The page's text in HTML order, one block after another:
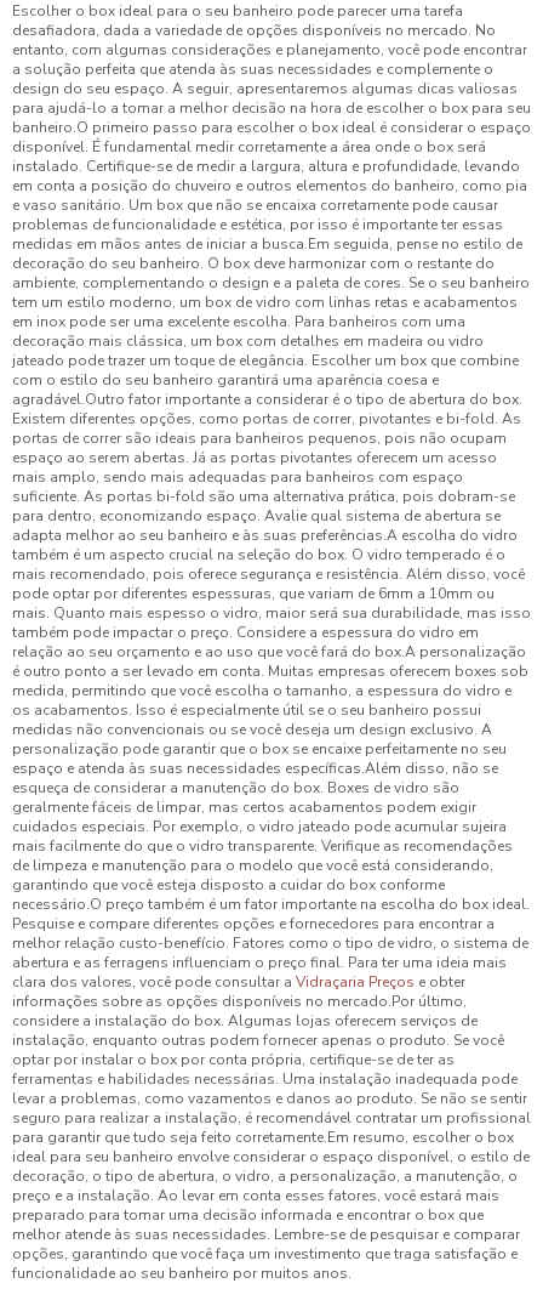
Escolher o box ideal para o seu banheiro pode parecer uma tarefa
desafiadora, dada a variedade de opções disponíveis no mercado. No
entanto, com algumas considerações e planejamento, você pode encontrar
a solução perfeita que atenda às suas necessidades e complemente o
design do seu espaço. A seguir, apresentaremos algumas dicas valiosas
para ajudá-lo a tomar a melhor decisão na hora de escolher o box para seu
banheiro.O primeiro passo para escolher o box ideal é considerar o espaço
disponível. É fundamental medir corretamente a área onde o box será
instalado. Certifique-se de medir a largura, altura e profundidade, levando
em conta a posição do chuveiro e outros elementos do banheiro, como pia
e vaso sanitário. Um box que não se encaixa corretamente pode causar
problemas de funcionalidade e estética, por isso é importante ter essas
medidas em mãos antes de iniciar a busca.Em seguida, pense no estilo de
decoração do seu banheiro. O box deve harmonizar com o restante do
ambiente, complementando o design e a paleta de cores. Se o seu banheiro
tem um estilo moderno, um box de vidro com linhas retas e acabamentos
em inox pode ser uma excelente escolha. Para banheiros com uma
decoração mais clássica, um box com detalhes em madeira ou vidro
jateado pode trazer um toque de elegância. Escolher um box que combine
com o estilo do seu banheiro garantirá uma aparência coesa e
agradável.Outro fator importante a considerar é o tipo de abertura do box.
Existem diferentes opções, como portas de correr, pivotantes e bi-fold. As
portas de correr são ideais para banheiros pequenos, pois não ocupam
espaço ao serem abertas. Já as portas pivotantes oferecem um acesso
mais amplo, sendo mais adequadas para banheiros com espaço
suficiente. As portas bi-fold são uma alternativa prática, pois dobram-se
para dentro, economizando espaço. Avalie qual sistema de abertura se
adapta melhor ao seu banheiro e às suas preferências.A escolha do vidro
também é um aspecto crucial na seleção do box. O vidro temperado é o
mais recomendado, pois oferece segurança e resistência. Além disso, você
pode optar por diferentes espessuras, que variam de 6mm a 10mm ou
mais. Quanto mais espesso o vidro, maior será sua durabilidade, mas isso
também pode impactar o preço. Considere a espessura do vidro em
relação ao seu orçamento e ao uso que você fará do box.A personalização
é outro ponto a ser levado em conta. Muitas empresas oferecem boxes sob
medida, permitindo que você escolha o tamanho, a espessura do vidro e
os acabamentos. Isso é especialmente útil se o seu banheiro possui
medidas não convencionais ou se você deseja um design exclusivo. A
personalização pode garantir que o box se encaixe perfeitamente no seu
espaço e atenda às suas necessidades específicas.Além disso, não se
esqueça de considerar a manutenção do box. Boxes de vidro são
geralmente fáceis de limpar, mas certos acabamentos podem exigir
cuidados especiais. Por exemplo, o vidro jateado pode acumular sujeira
mais facilmente do que o vidro transparente. Verifique as recomendações
de limpeza e manutenção para o modelo que você está considerando,
garantindo que você esteja disposto a cuidar do box conforme
necessário.O preço também é um fator importante na escolha do box ideal.
Pesquise e compare diferentes opções e fornecedores para encontrar a
melhor relação custo-benefício. Fatores como o tipo de vidro, o sistema de
abertura e as ferragens influenciam o preço final. Para ter uma ideia mais
clara dos valores, você pode consultar a Vidraçaria Preços e obter
informações sobre as opções disponíveis no mercado.Por último,
considere a instalação do box. Algumas lojas oferecem serviços de
instalação, enquanto outras podem fornecer apenas o produto. Se você
optar por instalar o box por conta própria, certifique-se de ter as
ferramentas e habilidades necessárias. Uma instalação inadequada pode
levar a problemas, como vazamentos e danos ao produto. Se não se sentir
seguro para realizar a instalação, é recomendável contratar um profissional
para garantir que tudo seja feito corretamente.Em resumo, escolher o box
ideal para seu banheiro envolve considerar o espaço disponível, o estilo de
decoração, o tipo de abertura, o vidro, a personalização, a manutenção, o
preço e a instalação. Ao levar em conta esses fatores, você estará mais
preparado para tomar uma decisão informada e encontrar o box que
melhor atende às suas necessidades. Lembre-se de pesquisar e comparar
opções, garantindo que você faça um investimento que traga satisfação e
funcionalidade ao seu banheiro por muitos anos.